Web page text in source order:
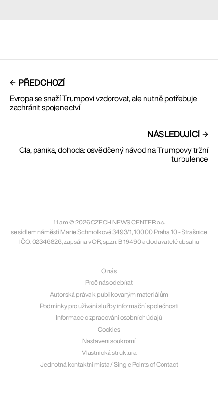
PŘEDCHOZÍ
Evropa se snaží Trumpovi vzdorovat, ale nutně potřebuje
zachránit spojenectví
NÁSLEDUJÍCÍ
Cla, panika, dohoda: osvědčený návod na Trumpovy tržní
turbulence
11 am © 2026 CZECH NEWS CENTER a.s.
se sídlem náměstí Marie Schmolkové 3493/1, 100 00 Praha 10 - Strašnice
IČO: 02346826, zapsána v OR, sp.zn. B 19490 a dodavatelé obsahu
O nás
Proč nás odebírat
Autorská práva k publikovaným materiálům
Podmínky pro užívání služby informační společnosti
Informace o zpracování osobních údajů
Cookies
Nastavení soukromí
Vlastnická struktura
Jednotná kontaktní místa / Single Points of Contact